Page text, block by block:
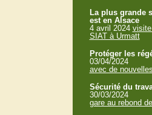
La plus grande
est en Alsace
4 avril 2024
SIAT à Urmatt
Protéger les
03/04/2024
avec de
Sécurité du
30/03/2024
gare au rebond